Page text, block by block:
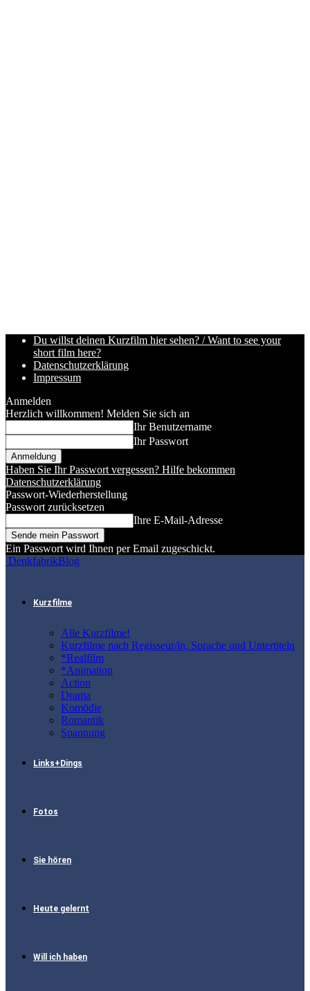
Du willst deinen Kurzfilm hier sehen? / Want to see your
short film here?
Datenschutzerklärung
Impressum
Anmelden
Herzlich willkommen! Melden Sie sich an
Ihr Benutzername
Ihr Passwort
Haben Sie Ihr Passwort vergessen? Hilfe bekommen
Datenschutzerklärung
Passwort-Wiederherstellung
Passwort zurücksetzen
Ihre E-Mail-Adresse
Ein Passwort wird Ihnen per Email zugeschickt.
DenkfabrikBlog
Kurzfilme
Alle Kurzfilme!
Kurzfilme nach Regisseur/in, Sprache und Untertiteln
*Realfilm
*Animation
Action
Drama
Komödie
Romantik
Spannung
Links+Dings
Fotos
Sie hören
Heute gelernt
Will ich haben